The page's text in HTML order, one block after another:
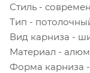
Стиль -
Тип -
Вид карниза -
Материал -
Форма карниза